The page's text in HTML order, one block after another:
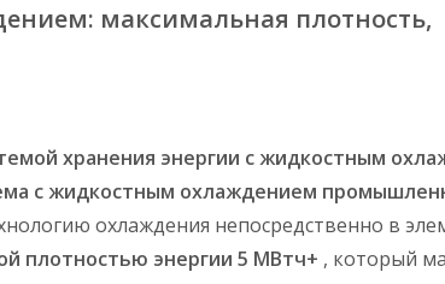
максимальная плотность,
хранения энергии с жидкостным
с жидкостным охлаждением
охлаждения непосредственно в
плотностью энергии 5 МВтч+ , который